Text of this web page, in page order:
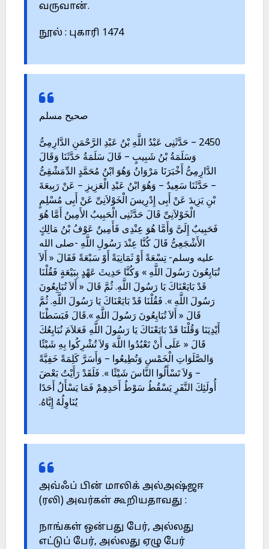
வருவான்.
நூல் : புகாரி 1474
صحيح مسلم
2450 – حَدَّثَنِى عَبْدُ اللَّهِ بْنُ عَبْدِ الرَّحْمَنِ الدَّارِمِىُّ
وَسَلَمَةُ بْنُ شَبِيبٍ – قَالَ سَلَمَةُ حَدَّثَنَا وَقَالَ
الدَّارِمِىُّ أَخْبَرَنَا مَرْوَانُ وَهُوَ ابْنُ مُحَمَّدٍ الدِّمَشْقِىُّ
– حَدَّثَنَا سَعِيدٌ – وَهُوَ ابْنُ عَبْدِ الْعَزِيزِ – عَنْ رَبِيعَةَ
بْنِ يَزِيدَ عَنْ أَبِى إِدْرِيسَ الْخَوْلاَنِىِّ عَنْ أَبِى مُسْلِمٍ
الْخَوْلاَنِىِّ قَالَ حَدَّثَنِى الْحَبِيبُ الأَمِينُ أَمَّا هُوَ
فَحَبِيبٌ إِلَىَّ وَأَمَّا هُوَ عِنْدِى فَأَمِينٌ عَوْفُ بْنُ مَالِكٍ
الأَشْجَعِىُّ قَالَ كُنَّا عِنْدَ رَسُولِ اللَّهِ -صلى الله
عليه وسلم- تِسْعَةً أَوْ ثَمَانِيَةً أَوْ سَبْعَةً فَقَالَ « أَلاَ
تُبَايِعُونَ رَسُولَ اللَّهِ » وَكُنَّا حَدِيثَ عَهْدٍ بِبَيْعَةٍ فَقُلْنَا
قَدْ بَايَعْنَاكَ يَا رَسُولَ اللَّهِ. ثُمَّ قَالَ « أَلاَ تُبَايِعُونَ
رَسُولَ اللَّهِ ». فَقُلْنَا قَدْ بَايَعْنَاكَ يَا رَسُولَ اللَّهِ. ثُمَّ
قَالَ « أَلاَ تُبَايِعُونَ رَسُولَ اللَّهِ ».قَالَ فَبَسَطْنَا
أَيْدِيَنَا وَقُلْنَا قَدْ بَايَعْنَاكَ يَا رَسُولَ اللَّهِ فَعَلاَمَ نُبَايِعُكَ
قَالَ « عَلَى أَنْ تَعْبُدُوا اللَّهَ وَلاَ تُشْرِكُوا بِهِ شَيْئًا
وَالصَّلَوَاتِ الْخَمْسِ وَتُطِيعُوا – وَأَسَرَّ كَلِمَةً خَفِيَّةً
– وَلاَ تَسْأَلُوا النَّاسَ شَيْئًا ». فَلَقَدْ رَأَيْتُ بَعْضَ
أُولَئِكَ النَّفَرِ يَسْقُطُ سَوْطُ أَحَدِهِمْ فَمَا يَسْأَلُ أَحَدًا
يُنَاوِلُهُ إِيَّاهُ.
அவ்ஃப் பின் மாலிக் அல்அஷ்ஜஈ
(ரலி) அவர்கள் கூறியதாவது :
நாங்கள் ஒன்பது பேர், அல்லது
எட்டுப் பேர், அல்லது ஏழு பேர்